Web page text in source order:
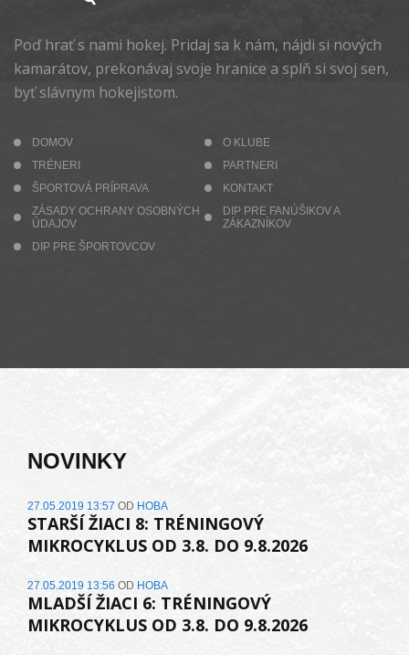
Poď hrať s nami hokej. Pridaj sa k nám, nájdi si nových
kamarátov, prekonávaj svoje hranice a splň si svoj sen,
byť slávnym hokejistom.
DOMOV
O KLUBE
TRÉNERI
PARTNERI
ŠPORTOVÁ PRÍPRAVA
KONTAKT
ZÁSADY OCHRANY OSOBNÝCH
ÚDAJOV
DIP PRE FANÚŠIKOV A
ZÁKAZNÍKOV
DIP PRE ŠPORTOVCOV
NOVINKY
27.05.2019 13:57 OD HOBA
STARŠÍ ŽIACI 8: TRÉNINGOVÝ
MIKROCYKLUS OD 3.8. DO 9.8.2026
27.05.2019 13:56 OD HOBA
MLADŠÍ ŽIACI 6: TRÉNINGOVÝ
MIKROCYKLUS OD 3.8. DO 9.8.2026